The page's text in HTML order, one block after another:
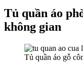
Tủ quần áo
không gian
Tủ quần áo gỗ